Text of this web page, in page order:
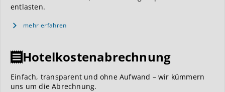
entlasten.
mehr erfahren
Hotelkostenabrechnung
Einfach, transparent und ohne Aufwand – wir kümmern
uns um die Abrechnung.